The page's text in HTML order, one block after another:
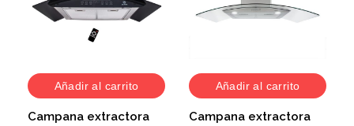
Añadir al carrito
Campana extractora
Añadir al carrito
Campana extractora